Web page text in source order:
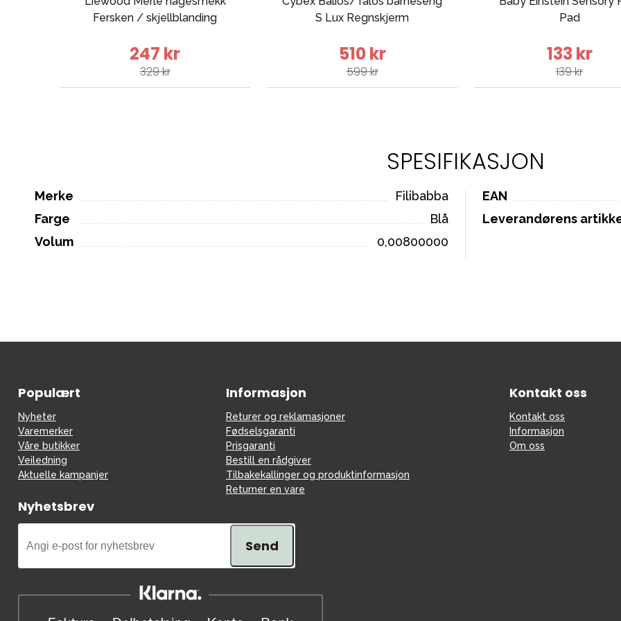
Fersken / skjellblanding
247 kr
329 kr
S Lux Regnskjerm
510 kr
599 kr
Pad
133 kr
139 kr
SPESIFIKASJON
Merke
Filibabba
Farge
Blå
Volum
0,00800000
EAN
Leverandørens
Populært
Nyheter
Varemerker
Våre butikker
Veiledning
Aktuelle kampanjer
Informasjon
Returer og reklamasjoner
Fødselsgaranti
Prisgaranti
Bestill en rådgiver
Tilbakekallinger og produktinformasjon
Returner en vare
Kontakt oss
Kontakt oss
Informasjon
Om oss
Nyhetsbrev
Send